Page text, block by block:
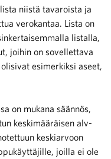
niistä tavaroista ja
verokantaa. Lista on
listalla,
joihin on sovellettava
esimerkiksi aseet,
on mukana säännös,
keskimääräisen alv-
keskiarvoon
joilla ei ole